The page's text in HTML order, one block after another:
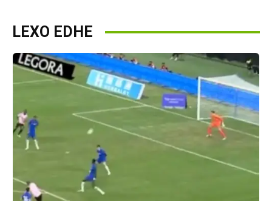
LEXO EDHE